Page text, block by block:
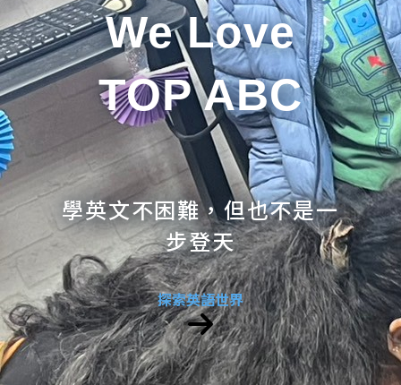
We Love
TOP ABC
學英文不困難，但也不是一
步登天
探索英語世界